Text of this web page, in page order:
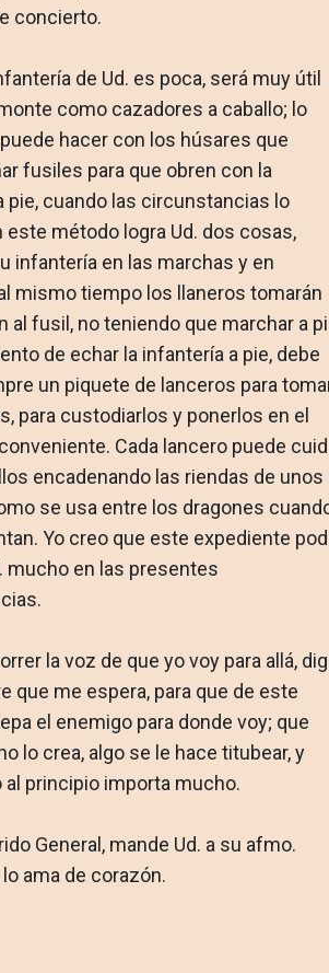
concierto.
de Ud. es poca, será muy útil
como cazadores a caballo; lo
hacer con los húsares que
fusiles para que obren con la
pie, cuando las circunstancias lo
este método logra Ud. dos cosas,
infantería en las mar­chas y en
mismo tiempo los llaneros tomarán
al fusil, no teniendo que marchar a
de echar la infantería a pie, debe
un piquete de lanceros para
para custodiar­los y ponerlos en el
Cada lancero puede
encadenando las riendas de unos
se usa entre los dragones
Yo creo que este expediente
mucho en las presentes
la voz de que yo voy para allá,
que me espera, para que de este
el ene­migo para donde voy; que
lo crea, algo se le hace titubear, y
al principio importa mucho.
General, mande Ud. a su afmo.
ama de corazón.